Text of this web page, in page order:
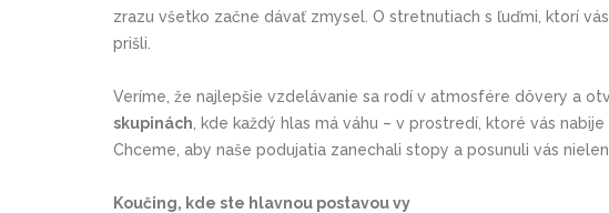
zrazu všetko začne dávať zmysel. O stretnutiach s ľuďmi, ktorí
prišli.
Veríme, že najlepšie vzdelávanie sa rodí v atmosfére dôvery a
skupinách , kde každý hlas má váhu – v prostredí, ktoré vás
Chceme, aby naše podujatia zanechali stopy a posunuli vás
Koučing, kde ste hlavnou postavou vy